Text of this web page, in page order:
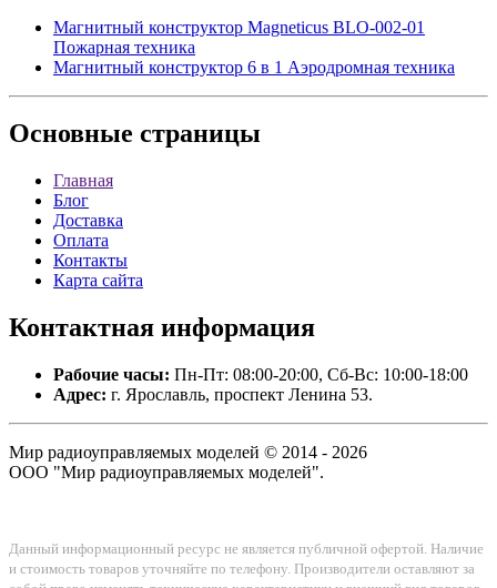
Магнитный конструктор Magneticus BLO-002-01
Пожарная техника
Магнитный конструктор 6 в 1 Аэродромная техника
Основные страницы
Главная
Блог
Доставка
Оплата
Контакты
Карта сайта
Контактная информация
Рабочие часы: Пн-Пт: 08:00-20:00, Сб-Вс: 10:00-18:00
Адрес: г. Ярославль, проспект Ленина 53.
Мир радиоуправляемых моделей © 2014 - 2026
ООО "Мир радиоуправляемых моделей".
Данный информационный ресурс не является публичной офертой. Наличие
и стоимость товаров уточняйте по телефону. Производители оставляют за